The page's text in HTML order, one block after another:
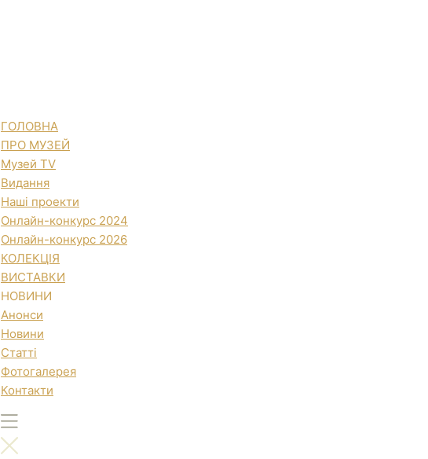
ГОЛОВНА
ПРО МУЗЕЙ
Музей TV
Видання
Наші проекти
Онлайн-конкурс 2024
Онлайн-конкурс 2026
КОЛЕКЦІЯ
ВИСТАВКИ
НОВИНИ
Анонси
Новини
Статті
Фотогалерея
Контакти